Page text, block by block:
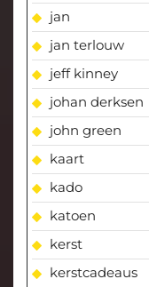
jan
jan terlouw
jeff kinney
johan derksen
john green
kaart
kado
katoen
kerst
kerstcadeaus